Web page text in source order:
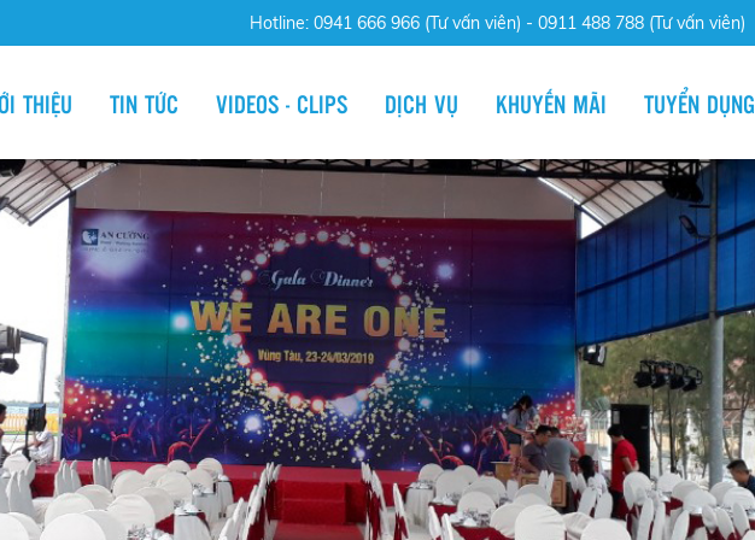
Hotline: 0941 666 966 (Tư vấn viên) 0911 488 788 (Tư vấn viên)
THIỆU TIN TỨC VIDEOS - CLIPS DỊCH VỤ KHUYẾN MÃI TUYỂN DỤNG